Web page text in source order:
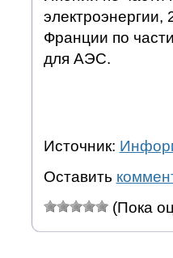
Франции по
для АЭС.
Источник:
Оставить
(Пока